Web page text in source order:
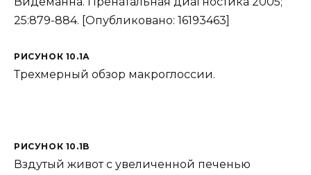
25:879-884. [Опубликовано: 16193463]
РИСУНОК 10.1А
Трехмерный обзор макроглоссии.
РИСУНОК 10.1B
Вздутый живот с увеличенной печенью